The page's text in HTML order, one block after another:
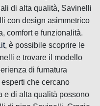
di alta qualità, Savinelli
con design asimmetrico
comfort e funzionalità.
, è possibile scoprire le
e trovare il modello
di fumatura
che cercano
e di alta qualità possono